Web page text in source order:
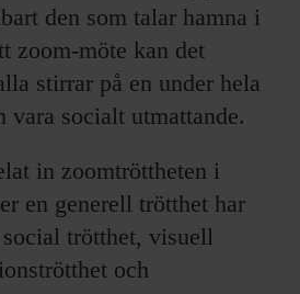
den som talar hamna i
zoom-möte kan det
stirrar på en under hela
vara socialt utmattande.
in zoomtröttheten i
en generell trötthet har
trötthet, visuell
och